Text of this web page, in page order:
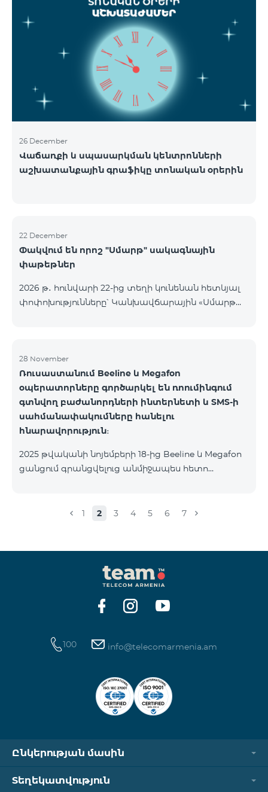
կունենա փուլային տարբերակով: Առաջին փուլով
ցանցը կանջատվի Տավուշի և Լոռու մարզերում՝
2026թ.-ի հունվարի 15-ից: Ծառայությունների
անխափան հասանելությունն ապահովելու
նպատակով շարունակում է գործել հատուկ
առաջարկ, որը հնարավորություն է ընձեռում ձեռք
բերել նոր տեխնոլոգիաներով աշխատող բջջային
հեռախոսնե
26 December
Վաճառքի և սպասարկման կենտրոնների
աշխատանքային գրաֆիկը տոնական օրերին
22 December
Փակվում են որոշ "Սմարթ" սակագնային
փաթեթներ
2026 թ․ հունվարի 22-ից տեղի կունենան հետևյալ
փոփոխությունները՝ Կանխավճարային «Սմարթ
սակագնային փաթեթին, որի շրջանակներում
կստանան անսահմանափակ ինտերնետ, 2000
րոպե դեպի ՀՀ բոլոր ցանցեր, ԱՄՆ, Կանադա, ՌԴ
Beeline և Tele2 ցանցեր, 500 SMS, 200 ՄԲ
ռոումինգում, 60 TV ալիք։ «BeFree 5000 unlimit»
սակագնային փաթեթի ամսավճարը կազմում է
սակագնային փաթեթը կդադարի գ
28 November
Ռուսաստանում Beeline և Megafon
օպերատորները գործարկել են ռոումինգում
գտնվող բաժանորդների ինտերնետի և SMS-ի
սահմանափակումները հանելու
հնարավորություն։
2025 թվականի նոյեմբերի 18-ից Beeline և Megafon
ցանցում գրանցվելուց անմիջապես հետո
էջին։ Ստուգումը հաջողությամբ անցնելուց հետո
կերպով։ Խնդրում ենք ուշադրություն դարձնել, որ
Captcha հղումն աշխատում է միայն
համապատասխան օպերատորի բջջային
ցանցին միացված լինելու դեպքում։ Wi-Fi-ը և VPN-
ը պետք է անջատված լինեն, հակառակ դեպքում
1 2 3 4 5 6 7
100 info@telecomarmenia.am
Ընկերության մասին
Տեղեկատվություն